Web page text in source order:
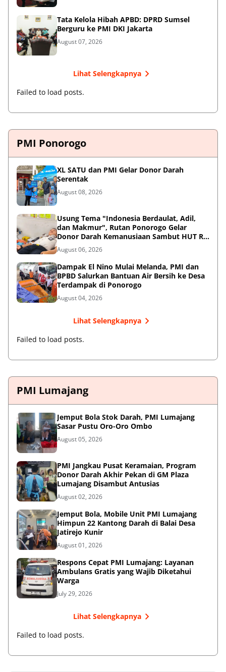
Tata Kelola Hibah APBD: DPRD Sumsel
Berguru ke PMI DKI Jakarta
August 07, 2026
Lihat Selengkapnya
Failed to load posts.
PMI Ponorogo
XL SATU dan PMI Gelar Donor Darah
Serentak
August 08, 2026
Usung Tema "Indonesia Berdaulat, Adil,
dan Makmur", Rutan Ponorogo Gelar
Donor Darah Kemanusiaan Sambut HUT RI
ke-81
August 06, 2026
Dampak El Nino Mulai Melanda, PMI dan
BPBD Salurkan Bantuan Air Bersih ke Desa
Terdampak di Ponorogo
August 04, 2026
Lihat Selengkapnya
Failed to load posts.
PMI Lumajang
Jemput Bola Stok Darah, PMI Lumajang
Sasar Pustu Oro-Oro Ombo
August 05, 2026
PMI Jangkau Pusat Keramaian, Program
Donor Darah Akhir Pekan di GM Plaza
Lumajang Disambut Antusias
August 02, 2026
Jemput Bola, Mobile Unit PMI Lumajang
Himpun 22 Kantong Darah di Balai Desa
Jatirejo Kunir
August 01, 2026
Respons Cepat PMI Lumajang: Layanan
Ambulans Gratis yang Wajib Diketahui
Warga
July 29, 2026
Lihat Selengkapnya
Failed to load posts.